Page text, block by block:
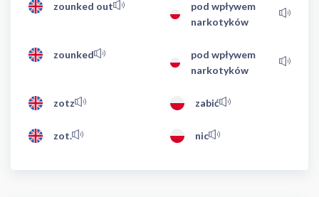
zounked out
pod wpływem
narkotyków
zounked
pod wpływem
narkotyków
zotz zabić
zot. nic